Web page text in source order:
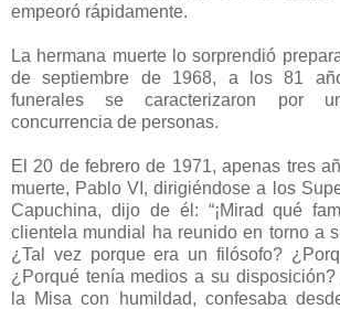
empeoró rápidamente.
La hermana muerte lo sorprendió
de septiembre de 1968, a los 81
funerales se caracterizaron por
concurrencia de personas.
El 20 de febrero de 1971, apenas tres
muerte, Pablo VI, dirigiéndose a los
Capuchina, dijo de él: “¡Mirad qué
clientela mundial ha reunido en torno a
¿Tal vez porque era un filósofo?
¿Porqué tenía medios a su
la Misa con humildad, confesaba